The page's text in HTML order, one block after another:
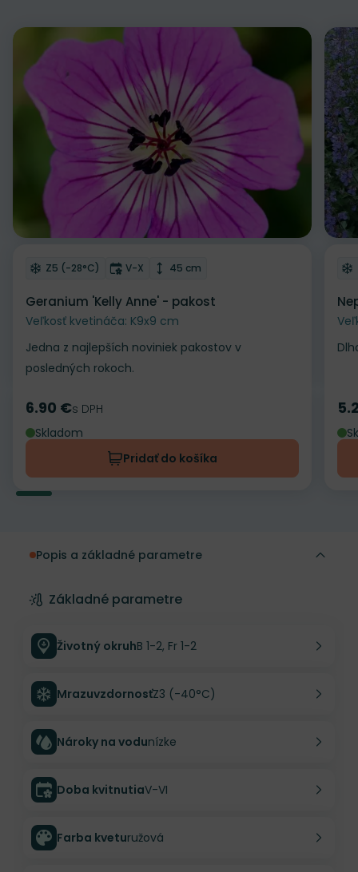
Odober do zoznamu želaní
Mrazuvzdornosť
Z5 (-28°C) Doba kvitnutia
V-X Výška rastliny
45 cm
Geranium 'Kelly Anne' - pakost
Veľkosť kvetináča: K9x9 cm
Jedna z najlepších noviniek pakostov v
posledných rokoch.
Cena
6.90 €s DPH
Skladom
Pridať do košíka
Popis a základné parametre
Základné parametre
Životný okruhB 1-2, Fr 1-2
MrazuvzdornosťZ3 (-40°C)
Nároky na vodunízke
Doba kvitnutiaV-VI
Farba kveturužová